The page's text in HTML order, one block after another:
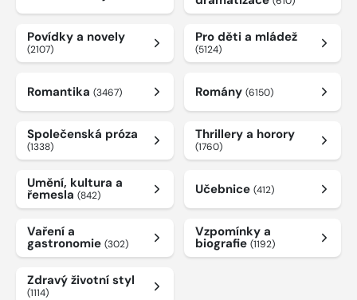
Povídky a novely
(2107)
Pro děti a mládež
(5124)
Romantika (3467) Romány (6150)
Společenská próza
(1338)
Thrillery a horory
(1760)
Umění, kultura a
řemesla (842) Učebnice (412)
Vaření a
gastronomie (302)
Vzpomínky a
biografie (1192)
Zdravý životní styl
(1114)